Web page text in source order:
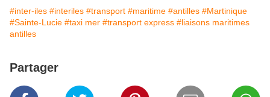
#inter-iles #interiles #transport #maritime #antilles #Martinique
#Sainte-Lucie #taxi mer #transport express #liaisons maritimes
antilles
Partager